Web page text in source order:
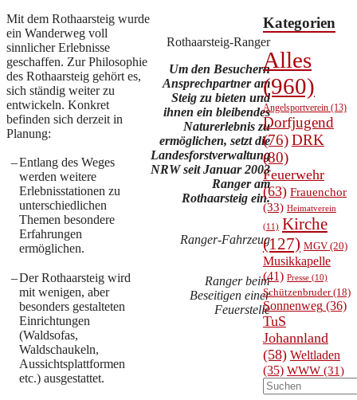
Mit dem Rothaarsteig wurde
ein Wanderweg voll
sinnlicher Erlebnisse
geschaffen. Zur Philosophie
des Rothaarsteig gehört es,
sich ständig weiter zu
entwickeln. Konkret
befinden sich derzeit in
Planung:
–Entlang des Weges
werden weitere
Erlebnisstationen zu
unterschiedlichen
Themen besondere
Erfahrungen
ermöglichen.
–Der Rothaarsteig wird
mit wenigen, aber
besonders gestalteten
Einrichtungen
(Waldsofas,
Waldschaukeln,
Aussichtsplattformen
etc.) ausgestattet.
Rothaarsteig-Ranger
Um den Besuchern
Ansprechpartner am
Steig zu bieten und
ihnen ein bleibendes
Naturerlebnis zu
ermöglichen, setzt die
Landesforstverwaltung
NRW seit Januar 2003
Ranger am
Rothaarsteig ein.
Ranger-Fahrzeug
Ranger beim
Beseitigen einer
Feuerstelle
Kategorien
Alles
(960)
Angelsportverein(13)
Dorfjugend
(76)DRK
(80)
Feuerwehr
(63) Frauenchor
(33) Heimatverein
(11) Kirche
(127) MGV(20)
Musikkapelle
(41) Presse(10)
Schützenbruder(18)
Sonnenweg(36)
TuS
Johannland
(58) Weltladen
(35) WWW(31)